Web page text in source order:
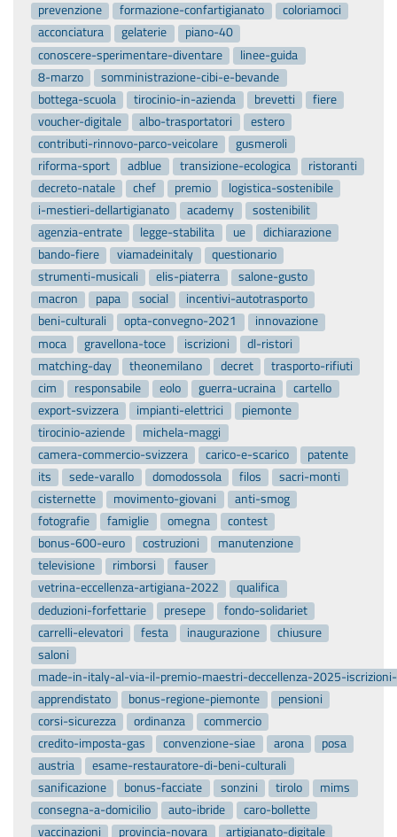
prevenzione
formazione-confartigianato
coloriamoci
acconciatura
gelaterie
piano-40
conoscere-sperimentare-diventare
linee-guida
8-marzo
somministrazione-cibi-e-bevande
bottega-scuola
tirocinio-in-azienda brevetti
fiere
voucher-digitale
albo-trasportatori
estero
contributi-rinnovo-parco-veicolare
gusmeroli
riforma-sport
adblue transizione-ecologica
ristoranti
decreto-natale
chef premio
logistica-sostenibile
i-mestieri-dellartigianato
academy
sostenibilit
agenzia-entrate
legge-stabilita ue
dichiarazione
bando-fiere
viamadeinitaly
questionario
strumenti-musicali
elis-piaterra
salone-gusto
macron
papa social
incentivi-autotrasporto
beni-culturali
opta-convegno-2021
innovazione
moca
gravellona-toce iscrizioni
dl-ristori
matching-day
theonemilano decret
trasporto-rifiuti
cim
responsabile eolo guerra-ucraina
cartello
export-svizzera
impianti-elettrici
piemonte
tirocinio-aziende
michela-maggi
camera-commercio-svizzera
carico-e-scarico
patente
its
sede-varallo domodossola filos
sacri-monti
cisternette
movimento-giovani
anti-smog
fotografie
famiglie omegna
contest
bonus-600-euro
costruzioni
manutenzione
televisione
rimborsi
fauser
vetrina-eccellenza-artigiana-2022
qualifica
deduzioni-forfettarie
presepe
fondo-solidariet
carrelli-elevatori
festa inaugurazione
chiusure
saloni
made-in-italy-al-via-il-premio-maestri-deccellenza-2025-
apprendistato
bonus-regione-piemonte
pensioni
corsi-sicurezza
ordinanza
commercio
credito-imposta-gas
convenzione-siae arona
posa
austria
esame-restauratore-di-beni-culturali
sanificazione
bonus-facciate sonzini tirolo
mims
consegna-a-domicilio
auto-ibride
caro-bollette
vaccinazioni
provincia-novara artigianato-digitale